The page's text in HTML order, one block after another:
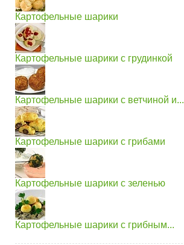
Картофельные шарики
Картофельные шарики с грудинкой
Картофельные шарики с ветчиной и...
Картофельные шарики с грибами
Картофельные шарики с зеленью
Картофельные шарики с грибным...